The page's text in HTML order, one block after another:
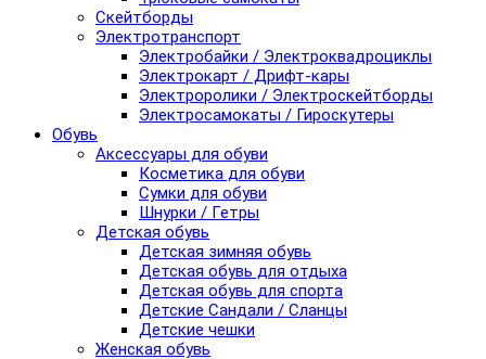
Скейтборды
Электротранспорт
Электробайки / Электроквадроциклы
Электрокарт / Дрифт-кары
Электроролики / Электроскейтборды
Электросамокаты / Гироскутеры
Обувь
Аксессуары для обуви
Косметика для обуви
Сумки для обуви
Шнурки / Гетры
Детская обувь
Детская зимняя обувь
Детская обувь для отдыха
Детская обувь для спорта
Детские Сандали / Сланцы
Детские чешки
Женская обувь